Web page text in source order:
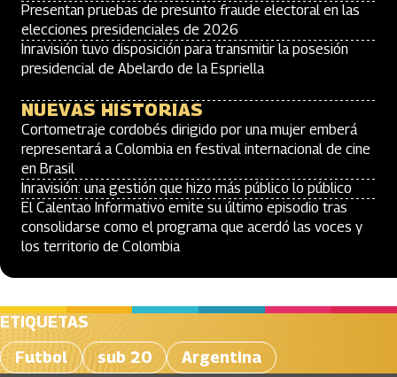
Presentan pruebas de presunto fraude electoral en las
elecciones presidenciales de 2026
Inravisión tuvo disposición para transmitir la posesión
presidencial de Abelardo de la Espriella
NUEVAS HISTORIAS
Cortometraje cordobés dirigido por una mujer emberá
representará a Colombia en festival internacional de cine
en Brasil
Inravisión: una gestión que hizo más público lo público
El Calentao Informativo emite su último episodio tras
consolidarse como el programa que acerdó las voces y
los territorio de Colombia
ETIQUETAS
Futbol
sub 20 Argentina